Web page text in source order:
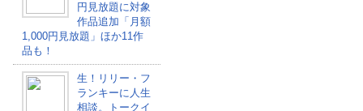
円見放題に対象
作品追加「月額
1,000円見放題」ほか11作
品も！
生！リリー・フ
ランキーに人生
相談。トークイ